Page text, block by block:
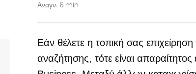
Αναγν. 6 min
Εάν θέλετε η τοπική σας
αναζήτησης, τότε είναι